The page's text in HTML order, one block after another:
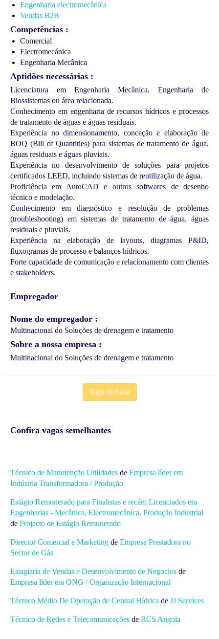
Engenharia electromecânica
Vendas B2B
Competências
Comercial
Electromecánica
Engenharia Mecânica
Aptidões necessárias
Licenciatura em Engenharia Mecânica, Engenharia de
Biossistemas ou área relacionada.
Conhecimento em engenharia de recursos hídricos e processos
de tratamento de águas e águas residuais.
Experiência no dimensionamento, conceção e elaboração de
BOQ (Bill of Quantities) para sistemas de tratamento de água,
águas residuais e águas pluviais.
Experiência no desenvolvimento de soluções para projetos
certificados LEED, incluindo sistemas de reutilização de água.
Proficiência em AutoCAD e outros softwares de desenho
técnico e modelação.
Conhecimento em diagnóstico e resolução de problemas
(troubleshooting) em sistemas de tratamento de água, águas
residuais e pluviais.
Experiência na elaboração de layouts, diagramas P&ID,
fluxogramas de processo e balanços hídricos.
Forte capacidade de comunicação e relacionamento com clientes
e stakeholders.
Empregador
Nome do empregador
Multinacional do Soluções de drenagem e tratamento
Sobre a nossa empresa
Multinacional do Soluções de drenagem e tratamento
Vaga fechada
Confira vagas semelhantes
Técnico de Manutenção Utilidades de Empresa líder em
Indústria Transformadora / Produção
Estágio Remunerado para Finalistas e recém Licenciados em
Engenharias - Mecânica, Electromecânica, Produção Industrial
de Projecto de Estágio Remunerado
Director Comercial e Marketing de Empresa Prestadora no
Sector de Gás
Estagiaria de Vendas e Desenvolvimento de Negocios de
Empresa líder em ONG / Organização Internacional
Técnico Médio De Operação de Central Hídrica de JJ Services
Técnico de Redes e Telecomunicações de RCS Angola